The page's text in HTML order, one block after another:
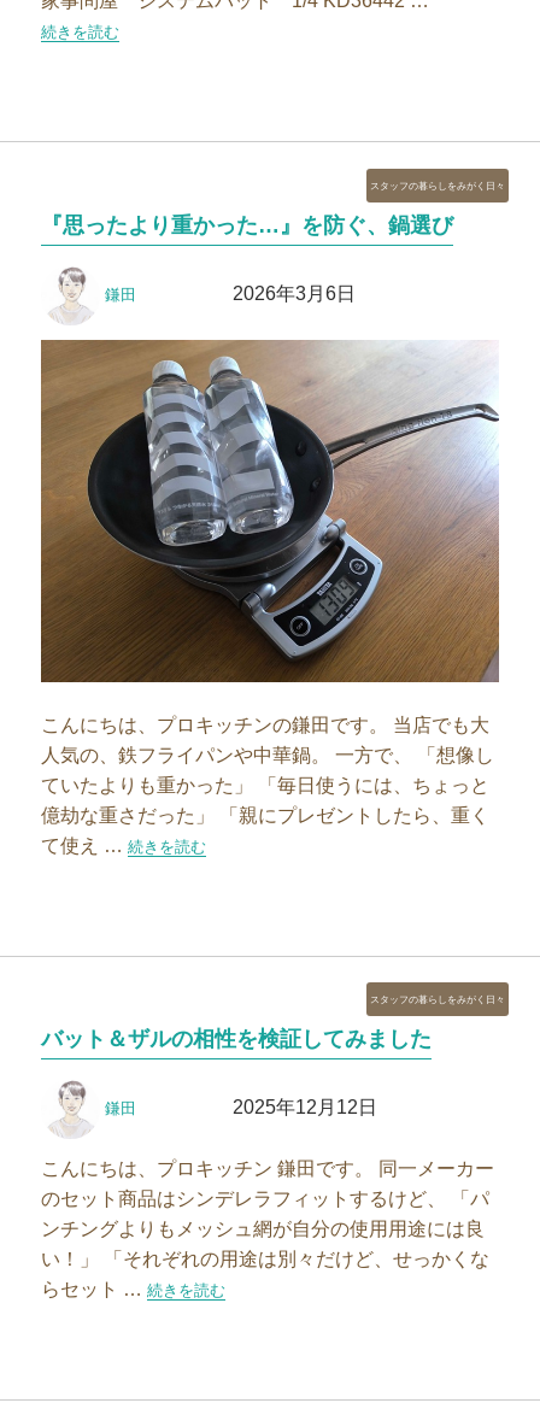
“どっち買えばいいの？家事問屋のそっくり商品を比較しました”の
続きを読む
『思ったより重かった…』を防ぐ、鍋選び
稿
鎌田 2026年3月6日
カ
テ
ゴ
スタッフの暮らしをみがく日々
こんにちは、プロキッチンの鎌田です。 当店でも大
人気の、鉄フライパンや中華鍋。 一方で、 「想像し
ていたよりも重かった」 「毎日使うには、ちょっと
億劫な重さだった」 「親にプレゼントしたら、重く
て使え …“『思ったより重かった…』を防ぐ、鍋選び”の
続きを読む
バット＆ザルの相性を検証してみました
稿
鎌田 2025年12月12日
カ
テ
ゴ
スタッフの暮らしをみがく日々
こんにちは、プロキッチン 鎌田です。 同一メーカー
のセット商品はシンデレラフィットするけど、 「パ
ンチングよりもメッシュ網が自分の使用用途には良
い！」 「それぞれの用途は別々だけど、せっかくな
らセット …“バット＆ザルの相性を検証してみました”の
続きを読む